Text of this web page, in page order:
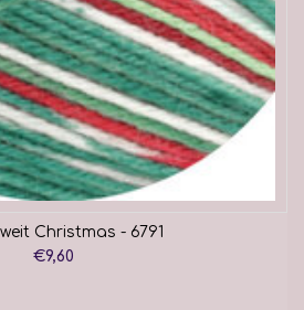
Christmas - 6791
€9,60